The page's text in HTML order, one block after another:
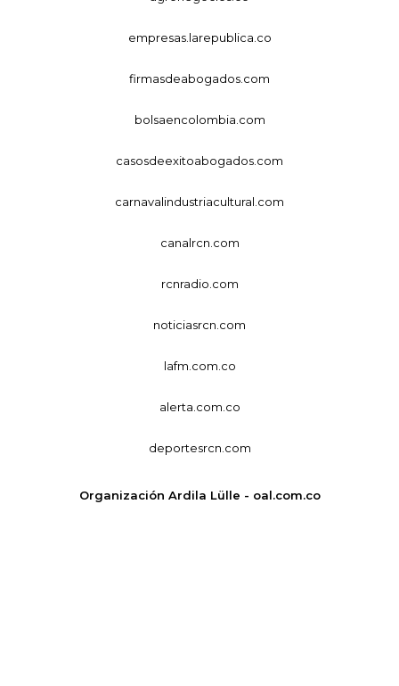
empresas.larepublica.co
firmasdeabogados.com
bolsaencolombia.com
casosdeexitoabogados.com
carnavalindustriacultural.com
canalrcn.com
rcnradio.com
noticiasrcn.com
lafm.com.co
alerta.com.co
deportesrcn.com
Organización Ardila Lülle - oal.com.co